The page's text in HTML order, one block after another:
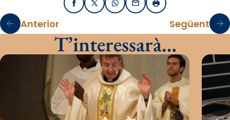
FacebookX / TwitterWhatsApp
EmailImprimir
Anterior Següent
T’interessarà…